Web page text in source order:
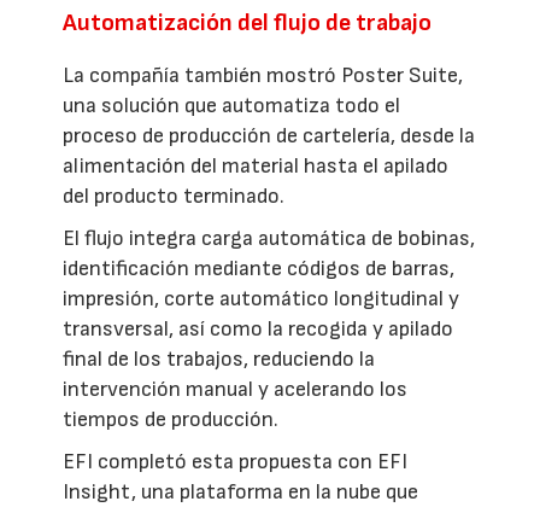
Automatización del flujo de trabajo
La compañía también mostró Poster Suite,
una solución que automatiza todo el
proceso de producción de cartelería, desde la
alimentación del material hasta el apilado
del producto terminado.
El flujo integra carga automática de bobinas,
identificación mediante códigos de barras,
impresión, corte automático longitudinal y
transversal, así como la recogida y apilado
final de los trabajos, reduciendo la
intervención manual y acelerando los
tiempos de producción.
EFI completó esta propuesta con EFI
Insight, una plataforma en la nube que